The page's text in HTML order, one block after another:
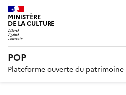
MINISTÈRE
DE LA CULTURE
POP
Plateforme ouverte du patrimoine